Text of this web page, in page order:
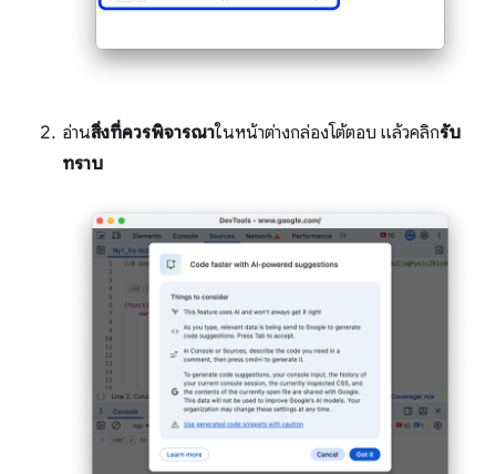
อ่านสิ่งที่ควรพิจารณาในหน้าต่างกล่องโต้ตอบ แล้วคลิกรับ
ทราบ